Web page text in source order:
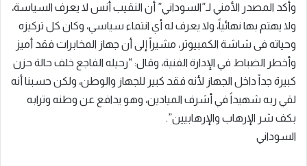
وأكد المصدر الأمني لـ”السوداني” أن النقيب أنس لا يعرف السياسة،
ولا يهتم بها نهائياً، ولا يعرف له أي انتماء سياسي، وكان كل تركيزه
وحياته فى شاشة الكمبيوتر، مشيراً إلى أن جهاز المخابرات فقد أميز
وأخطر الضباط في الإدارة الفنية، وقال: “رحيله الفاجع خلف حالة حزن
كبيرة جداً داخل الجهاز لأنه فقد كبير للجهاز والوطن، ولكن حسبنا أنه
لقي ربه شهيداً في أشرف الميادين، وهو يدافع عن وطنه وترابه
بكف شر الإرهاب والإرهابيين”.
السوداني